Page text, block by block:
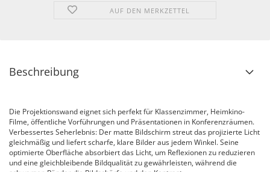
AUF DEN MERKZETTEL
Beschreibung
Die Projektionswand eignet sich perfekt für Klassenzimmer, Heimkino-
Filme, öffentliche Vorführungen und Präsentationen in Konferenzräumen.
Verbessertes Seherlebnis: Der matte Bildschirm streut das projizierte Licht
gleichmäßig und liefert scharfe, klare Bilder aus jedem Winkel. Seine
optimierte Oberfläche absorbiert das Licht, um Reflexionen zu reduzieren
und eine gleichbleibende Bildqualität zu gewährleisten, während die